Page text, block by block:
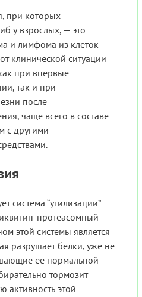
при которых
у взрослых, — это
и лимфома из клеток
клинической ситуации
при впервые
так и при
после
чаще всего в составе
с другими
система “утилизации”
протеасомный
этой системы является
разрушает белки, уже не
ее нормальной
тормозит
активность этой